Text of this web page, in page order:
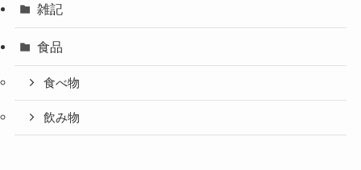
雑記
食品
食べ物
飲み物